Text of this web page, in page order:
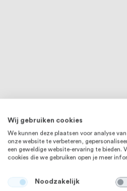
RVS 304
Wij gebruiken cookies
We kunnen deze plaatsen voor analyse
onze website te verbeteren,
een geweldige website-ervaring te bieden.
cookies die we gebruiken open je meer
Noodzakelijk